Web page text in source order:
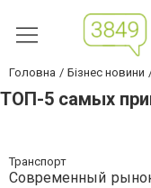
Головна Бізнес новини
ТОП-5 самых
Транспорт
Современный